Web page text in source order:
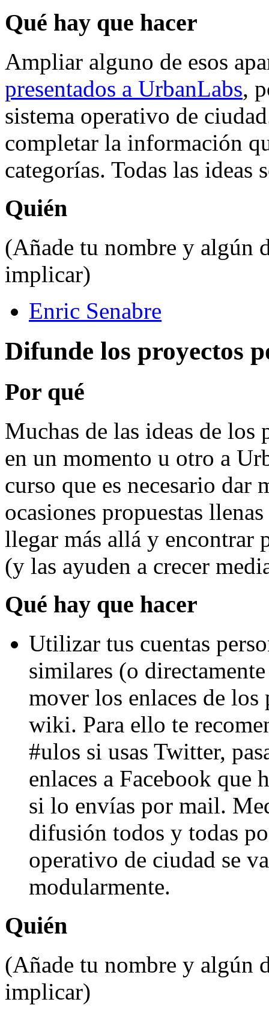
Qué hay que hacer
Ampliar alguno de esos
presentados a UrbanLabs,
sistema operativo de
completar la información
categorías. Todas las ideas
Quién
(Añade tu nombre y algún
implicar)
Enric Senabre
Difunde los proyectos
Por qué
Muchas de las ideas de los
en un momento u otro a
curso que es necesario dar
ocasiones propuestas
llegar más allá y encontrar
(y las ayuden a crecer
Qué hay que hacer
Utilizar tus cuentas
similares (o
mover los enlaces de los
wiki. Para ello te
#ulos si usas Twitter,
enlaces a Facebook que
si lo envías por mail.
difusión todos y todas
operativo de ciudad se
modularmente.
Quién
(Añade tu nombre y algún
implicar)